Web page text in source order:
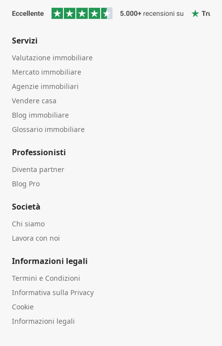
Servizi
Valutazione immobiliare
Mercato immobiliare
Agenzie immobiliari
Vendere casa
Blog immobiliare
Glossario immobiliare
Professionisti
Diventa partner
Blog Pro
Società
Chi siamo
Lavora con noi
Informazioni legali
Termini e Condizioni
Informativa sulla Privacy
Cookie
Informazioni legali